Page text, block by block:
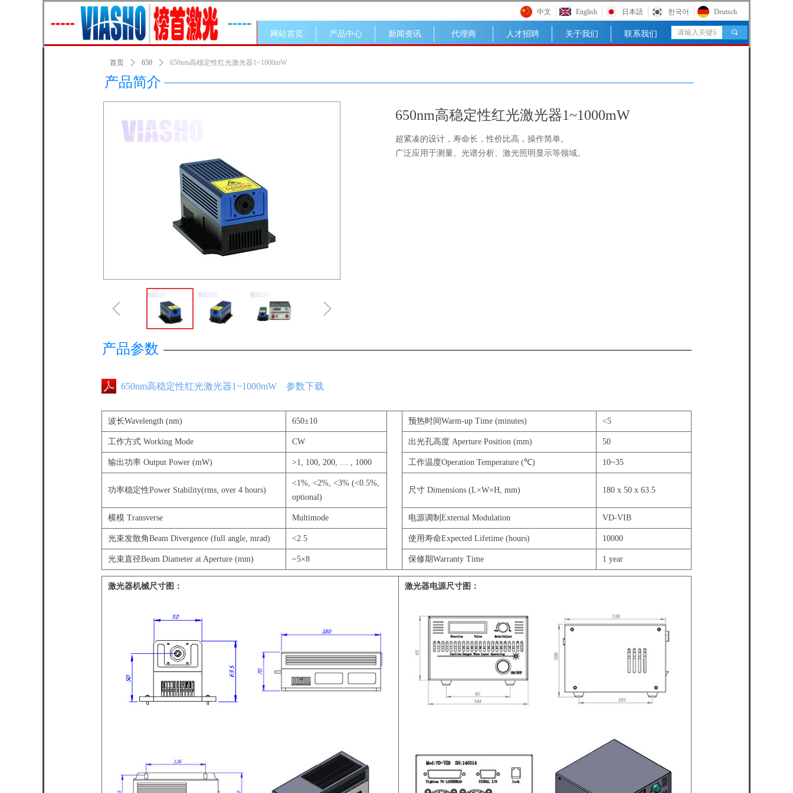
끠
网站首页 产品中心 新闻资讯 代理商 人才招聘 关于我们 联系我们
中文 English 日本語 한국어 Deutsch
650nm高稳定性红光激光器1~1000mW 参数下载
波长Wavelength (nm) 650±10 预热时间Warm-up Time (minutes) <5
工作方式 Working Mode CW 出光孔高度 Aperture Position (mm) 50
输出功率 Output Power (mW) >1, 100, 200, … , 1000 工作温度Operation Temperature (℃) 10~35
功率稳定性Power Stability(rms, over 4 hours)
<1%, <2%, <3% (<0.5%,
optional)
尺寸 Dimensions (L×W×H, mm) 180 x 50 x 63.5
横模 Transverse Multimode 电源调制External Modulation VD-VIB
光束发散角Beam Divergence (full angle, mrad) <2.5 使用寿命Expected Lifetime (hours) 10000
光束直径Beam Diameter at Aperture (mm) ~5×8 保修期Warranty Time 1 year
激光器机械尺寸图： 激光器电源尺寸图：
650nm高稳定性红光激光器1~1000mW
超紧凑的设计，寿命长，性价比高，操作简单。
广泛应用于测量、光谱分析、激光照明显示等领域。
产品简介
首页 ꄲ 650 ꄲ 650nm高稳定性红光激光器1~1000mW
产品参数
ꁆ ꁇ